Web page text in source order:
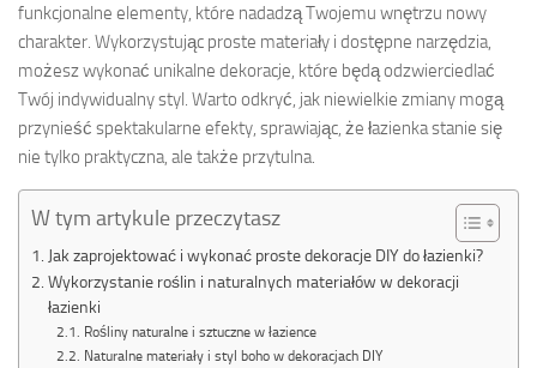
funkcjonalne elementy, które nadadzą Twojemu wnętrzu nowy
charakter. Wykorzystując proste materiały i dostępne narzędzia,
możesz wykonać unikalne dekoracje, które będą odzwierciedlać
Twój indywidualny styl. Warto odkryć, jak niewielkie zmiany mogą
przynieść spektakularne efekty, sprawiając, że łazienka stanie się
nie tylko praktyczna, ale także przytulna.
W tym artykule przeczytasz
Jak zaprojektować i wykonać proste dekoracje DIY do łazienki?
Wykorzystanie roślin i naturalnych materiałów w dekoracji
łazienki
Rośliny naturalne i sztuczne w łazience
Naturalne materiały i styl boho w dekoracjach DIY